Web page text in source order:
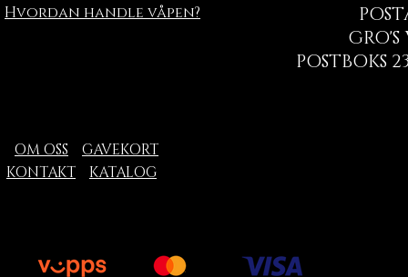
GRO'S
POSTBOKS
Hvordan handle våpen?
OM OSS
GAVEKORT
KONTAKT
KATALOG